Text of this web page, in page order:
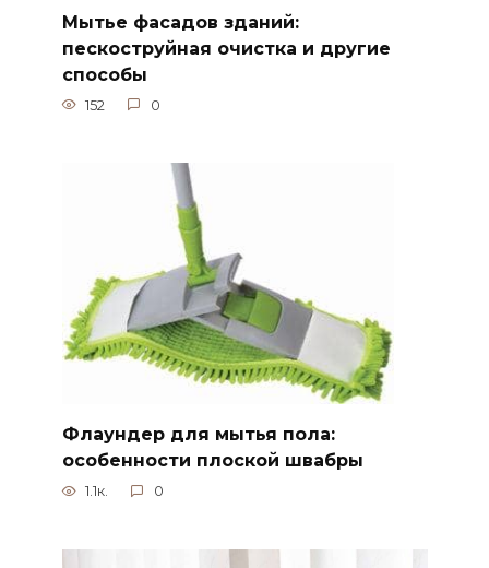
Мытье фасадов зданий:
пескоструйная очистка и другие
способы
152 0
Флаундер для мытья пола:
особенности плоской швабры
1.1к. 0